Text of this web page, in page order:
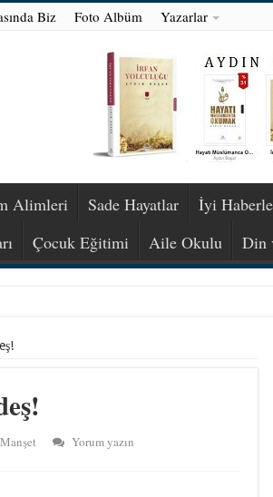
Biz Foto Albüm Yazarlar
Alimleri Sade Hayatlar İyi
Çocuk Eğitimi Aile Okulu Din
Manşet
Yorum yazın